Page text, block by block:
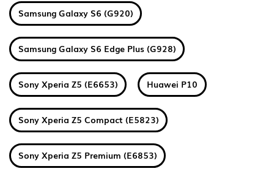
Samsung Galaxy S6 (G920)
Samsung Galaxy S6 Edge Plus (G928)
Sony Xperia Z5 (E6653) Huawei P10
Sony Xperia Z5 Compact (E5823)
Sony Xperia Z5 Premium (E6853)